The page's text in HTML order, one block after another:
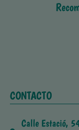
CONTACTO
Calle Estació,